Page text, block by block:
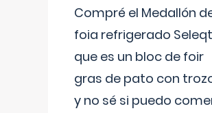
Compré el Medallón
foia refrigerado
que es un bloc de foir
gras de pato con
y no sé si puedo